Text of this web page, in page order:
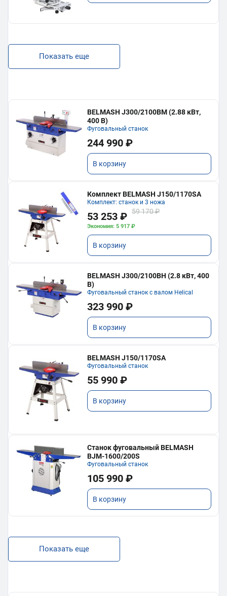
Показать еще
BELMASH J300/2100ВМ (2.88 кВт,
400 В)
Фуговальный станок
244 990 ₽
В корзину
Комплект BELMASH J150/1170SA
Комплект: станок и 3 ножа
53 253 ₽ 59 170 ₽
Экономия: 5 917 ₽
В корзину
BELMASH J300/2100ВH (2.8 кВт, 400
В)
Фуговальный станок с валом Helical
323 990 ₽
В корзину
BELMASH J150/1170SA
Фуговальный станок
55 990 ₽
В корзину
Станок фуговальный BELMASH
BJM-1600/200S
Фуговальный станок
105 990 ₽
В корзину
Показать еще